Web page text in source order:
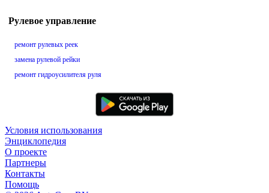
Рулевое управление
ремонт рулевых реек
замена рулевой рейки
ремонт гидроусилителя руля
Условия использования
Энциклопедия
О проекте
Партнеры
Контакты
Помощь